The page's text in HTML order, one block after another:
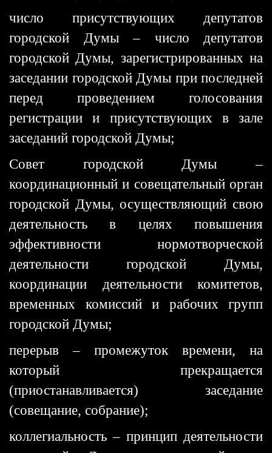
число присутствующих депутатов
городской Думы – число депутатов
городской Думы, зарегистрированных на
заседании городской Думы при последней
перед проведением голосования
регистрации и присутствующих в зале
заседаний городской Думы;
Совет городской Думы –
координационный и совещательный орган
городской Думы, осуществляющий свою
деятельность в целях повышения
эффективности нормотворческой
деятельности городской Думы,
координации деятельности комитетов,
временных комиссий и рабочих групп
городской Думы;
перерыв – промежуток времени, на
который прекращается
(приостанавливается) заседание
(совещание, собрание);
коллегиальность – принцип деятельности